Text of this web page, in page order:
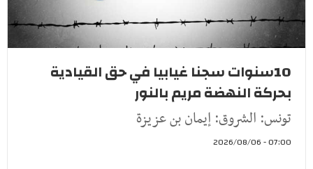
10سنوات سجنا غيابيا في حق القيادية
بحركة النهضة مريم بالنور
تونس: الشروق: إيمان بن عزيزة
07:00 - 2026/08/06